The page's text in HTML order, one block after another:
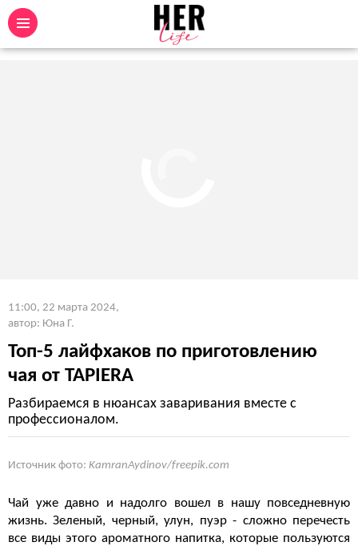
11:00, 22 марта 2024,
автор: Юна Г.
Топ-5 лайфхаков по приготовлению
чая от TAPIERA
Разбираемся в нюансах заваривания вместе с
профессионалом.
Источник фото: KamranAydinov/freepik.com
Чай уже давно и надолго вошел в нашу повседневную
жизнь. Зеленый, черный, улун, пуэр - сложно перечесть
все виды этого ароматного напитка, которые пользуются